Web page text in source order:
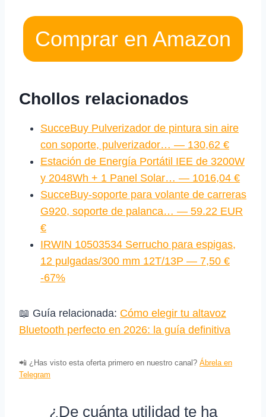
Comprar en Amazon
Chollos relacionados
SucceBuy Pulverizador de pintura sin aire
con soporte, pulverizador… — 130,62 €
Estación de Energía Portátil IEE de 3200W
y 2048Wh + 1 Panel Solar… — 1016,04 €
SucceBuy-soporte para volante de carreras
G920, soporte de palanca… — 59.22 EUR
€
IRWIN 10503534 Serrucho para espigas,
12 pulgadas/300 mm 12T/13P — 7,50 €
-67%
📖 Guía relacionada: Cómo elegir tu altavoz
Bluetooth perfecto en 2026: la guía definitiva
📲 ¿Has visto esta oferta primero en nuestro canal? Ábrela en
Telegram
¿De cuánta utilidad te ha